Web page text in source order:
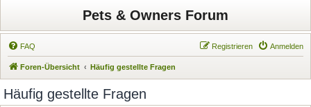
Pets & Owners Forum
FAQ Anmelden
Registrieren
Foren-Übersicht Häufig gestellte Fragen
Häufig gestellte Fragen